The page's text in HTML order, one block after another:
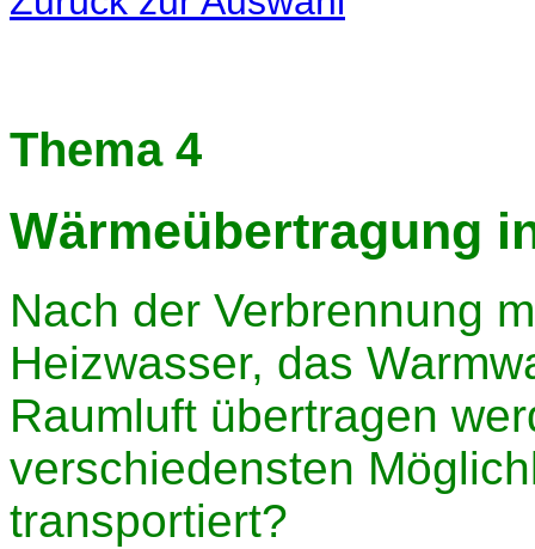
Thema 4
Wärmeübertragung
Nach der Verbrennung
Heizwasser, das
Raumluft übertragen
verschiedensten
transportiert?